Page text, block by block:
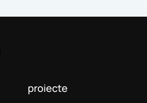
proiecte